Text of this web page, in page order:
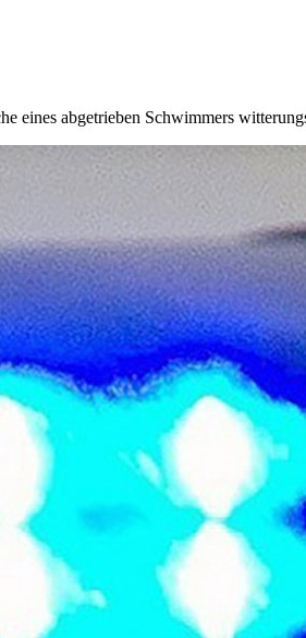
eines abgetrieben Schwimmers